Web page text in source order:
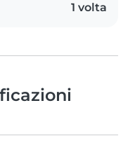
1 volta